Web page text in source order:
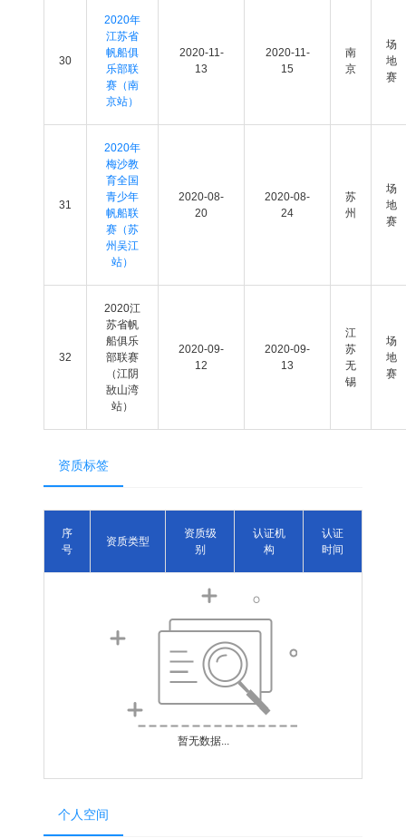
30
2020年
江苏省
帆船俱
乐部联
赛（南
京站）
2020-11-
13
2020-11-
15
南
京
场
地
赛
31
2020年
梅沙教
育全国
青少年
帆船联
赛（苏
州吴江
站）
2020-08-
20
2020-08-
24
苏
州
场
地
赛
32
2020江
苏省帆
船俱乐
部联赛
（江阴
敔山湾
站）
2020-09-
12
2020-09-
13
江
苏
无
锡
场
地
赛
资质标签
序
号
资质类型
资质级
别
认证机
构
认证
时间
暂无数据...
个人空间